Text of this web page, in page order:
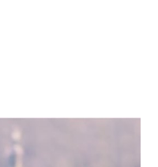
も使われています